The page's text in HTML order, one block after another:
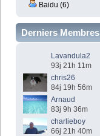
Baidu (6)
Derniers Membres
Lavandula2
93j 21h 11m
chris26
84j 19h 56m
Arnaud
83j 9h 36m
charlieboy
66j 21h 40m